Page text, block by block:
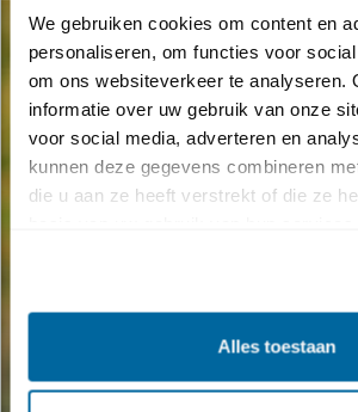
We gebruiken cookies om content en
personaliseren, om functies voor
om ons websiteverkeer te analyseren.
informatie over uw gebruik van onze
voor social media, adverteren en
kunnen deze gegevens combineren
die u aan ze heeft verstrekt of die ze
Alles toestaan